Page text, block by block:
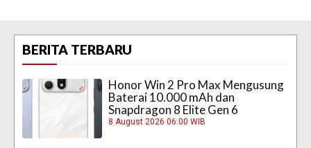
BERITA TERBARU
Honor Win 2 Pro Max Mengusung
Baterai 10.000 mAh dan
Snapdragon 8 Elite Gen 6
8 August 2026 06:00 WIB